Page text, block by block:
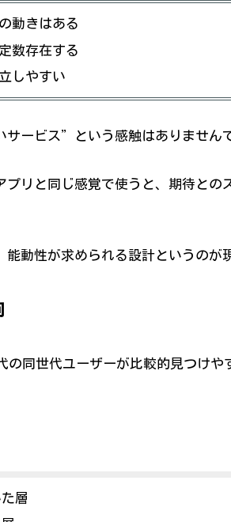
動きはある
数存在する
しやすい
ービス”という感触はありません
リと同じ感覚で使うと、期待との
動性が求められる設計というのが
の同世代ユーザーが比較的見つけや
層